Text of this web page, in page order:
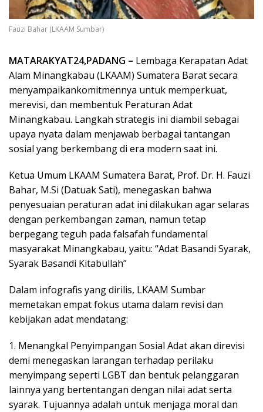
Fauzi Bahar (LKAAM Sumbar)
MATARAKYAT24,PADANG – Lembaga Kerapatan Adat
Alam Minangkabau (LKAAM) Sumatera Barat secara
menyampaikankomitmennya untuk memperkuat,
merevisi, dan membentuk Peraturan Adat
Minangkabau. Langkah strategis ini diambil sebagai
upaya nyata dalam menjawab berbagai tantangan
sosial yang berkembang di era modern saat ini.
Ketua Umum LKAAM Sumatera Barat, Prof. Dr. H. Fauzi
Bahar, M.Si (Datuak Sati), menegaskan bahwa
penyesuaian peraturan adat ini dilakukan agar selaras
dengan perkembangan zaman, namun tetap
berpegang teguh pada falsafah fundamental
masyarakat Minangkabau, yaitu: “Adat Basandi Syarak,
Syarak Basandi Kitabullah”
Dalam infografis yang dirilis, LKAAM Sumbar
memetakan empat fokus utama dalam revisi dan
kebijakan adat mendatang:
1. Menangkal Penyimpangan Sosial Adat akan direvisi
demi menegaskan larangan terhadap perilaku
menyimpang seperti LGBT dan bentuk pelanggaran
lainnya yang bertentangan dengan nilai adat serta
syarak. Tujuannya adalah untuk menjaga moral dan